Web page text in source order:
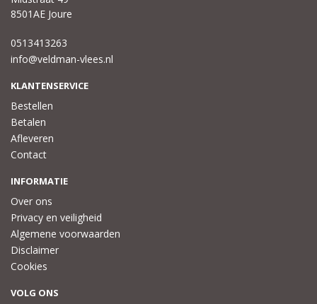
8501AE Joure
0513413263
info@veldman-vlees.nl
KLANTENSERVICE
Bestellen
Betalen
Afleveren
Contact
INFORMATIE
Over ons
Privacy en veiligheid
Algemene voorwaarden
Disclaimer
Cookies
VOLG ONS